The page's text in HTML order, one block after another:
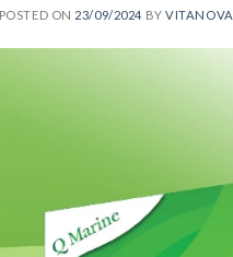
POSTED ON 23/09/2024 BYVITANOVA